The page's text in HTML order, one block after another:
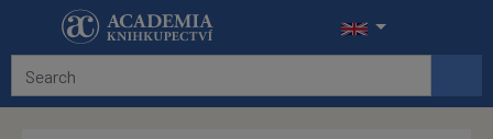
Skip to main content